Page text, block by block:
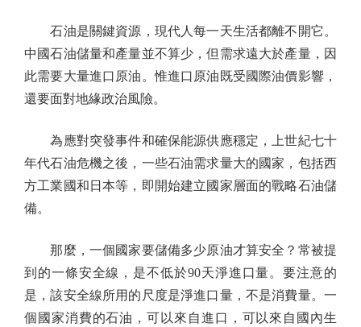
石油是關鍵資源，現代人每一天生活都離不開它。
中國石油儲量和產量並不算少，但需求遠大於產量，因
此需要大量進口原油。惟進口原油既受國際油價影響，
還要面對地緣政治風險。
為應對突發事件和確保能源供應穩定，上世紀七十
年代石油危機之後，一些石油需求量大的國家，包括西
方工業國和日本等，即開始建立國家層面的戰略石油儲
備。
那麼，一個國家要儲備多少原油才算安全？常被提
到的一條安全線，是不低於90天淨進口量。要注意的
是，該安全線所用的尺度是淨進口量，不是消費量。一
個國家消費的石油，可以來自進口，可以來自國內生